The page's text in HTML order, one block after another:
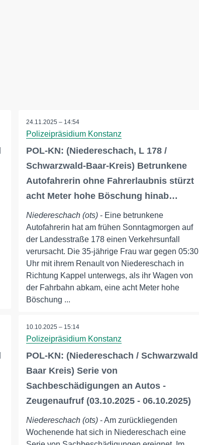
24.11.2025 – 14:54
Polizeipräsidium Konstanz
POL-KN: (Niedereschach, L 178 /
Schwarzwald-Baar-Kreis) Betrunkene
Autofahrerin ohne Fahrerlaubnis stürzt
acht Meter hohe Böschung hinab…
Niedereschach (ots)- Eine betrunkene
Autofahrerin hat am frühen Sonntagmorgen auf
der Landesstraße 178 einen Verkehrsunfall
verursacht. Die 35-jährige Frau war gegen 05:30
Uhr mit ihrem Renault von Niedereschach in
Richtung Kappel unterwegs, als ihr Wagen von
der Fahrbahn abkam, eine acht Meter hohe
Böschung ...
10.10.2025 – 15:14
Polizeipräsidium Konstanz
POL-KN: (Niedereschach / Schwarzwald
Baar Kreis) Serie von
Sachbeschädigungen an Autos -
Zeugenaufruf (03.10.2025 - 06.10.2025)
Niedereschach (ots)- Am zurückliegenden
Wochenende hat sich in Niedereschach eine